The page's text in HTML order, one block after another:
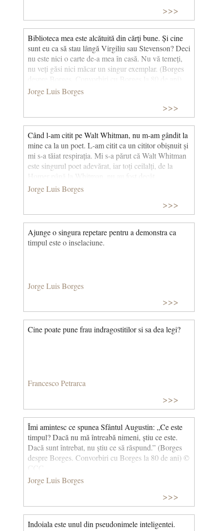
>>>
Biblioteca mea este alcătuită din cărți bune. Și cine
sunt eu ca să stau lângă Virgiliu sau Stevenson? Deci
nu este nici o carte de-a mea în casă. Nu vă temeți,
nu veți găsi nici măcar un singur exemplar. (Borges
despre Borges. Convorbiri cu Borges la 80 de ani)
Jorge Luis Borges
>>>
Când l-am citit pe Walt Whitman, nu m-am gândit la
mine ca la un poet. L-am citit ca un cititor obișnuit și
mi s-a tăiat respirația. Mi s-a părut că Walt Whitman
este singurul poet adevărat, iar toți ceilalți, de la
Homer până la Whitman, nu au fost decât
predecesorii lui. (Borges despre Borges. Convorbiri
cu Borges la 80 de ani) © CCC
Jorge Luis Borges
>>>
Ajunge o singura repetare pentru a demonstra ca
timpul este o inselaciune.
Jorge Luis Borges
>>>
Cine poate pune frau indragostitilor si sa dea legi?
Francesco Petrarca
>>>
Îmi amintesc ce spunea Sfântul Augustin: „Ce este
timpul? Dacă nu mă întreabă nimeni, știu ce este.
Dacă sunt întrebat, nu știu ce să răspund.” (Borges
despre Borges. Convorbiri cu Borges la 80 de ani) ©
Jorge Luis Borges
>>>
Indoiala este unul din pseudonimele inteligentei.